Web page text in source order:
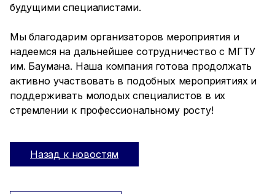
будущими специалистами.
Мы благодарим организаторов мероприятия и
надеемся на дальнейшее сотрудничество с МГТУ
им. Баумана. Наша компания готова продолжать
активно участвовать в подобных мероприятиях и
поддерживать молодых специалистов в их
стремлении к профессиональному росту!
Назад к новостям